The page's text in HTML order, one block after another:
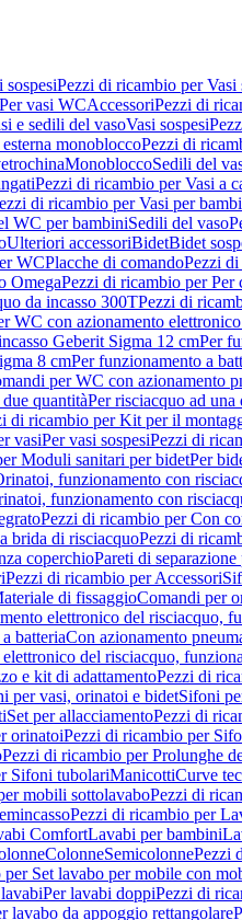
sospesiPezzi di ricambio per Vasi
vasi WCAccessoriPezzi di
e sedili del vasoVasi sospesi
monobloccoPezzi di
MonobloccoSedili del
Pezzi di ricambio per Vasi a
di ricambio per Vasi per
WC per bambiniSedili del vaso
Ulteriori accessoriBidetBidet
WCPlacche di comandoPezzi
OmegaPezzi di ricambio per Per
da incasso 300TPezzi di
WC con azionamento
Geberit Sigma 12 cmPer
8 cmPer funzionamento a
per WC con azionamento
quantitàPer risciacquo ad una
di ricambio per Kit per il
vasiPer vasi sospesiPezzi di
Moduli sanitari per bidetPer
funzionamento con
funzionamento con
Pezzi di ricambio per Con
brida di risciacquoPezzi di
coperchioPareti di
Pezzi di ricambio per Accessori
di fissaggioComandi per
elettronico del risciacquo,
batteriaCon azionamento
del risciacquo,
e kit di adattamentoPezzi di
per vasi, orinatoi e bidetSifoni
Set per allacciamentoPezzi di
orinatoiPezzi di ricambio per
Pezzi di ricambio per Prolunghe
Sifoni tubolariManicottiCurve
mobili sottolavaboPezzi di
Pezzi di ricambio per
ComfortLavabi per bambini
ColonneSemicolonnePezzi
Set lavabo per mobile con
Per lavabi doppiPezzi di
lavabo da appoggio rettangolare